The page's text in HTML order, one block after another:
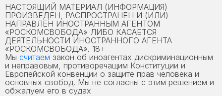
НАСТОЯЩИЙ МАТЕРИАЛ (ИНФОРМАЦИЯ)
ПРОИЗВЕДЕН, РАСПРОСТРАНЕН И (ИЛИ)
НАПРАВЛЕН ИНОСТРАННЫМ АГЕНТОМ
«РОСКОМСВОБОДА» ЛИБО КАСАЕТСЯ
ДЕЯТЕЛЬНОСТИ ИНОСТРАННОГО АГЕНТА
«РОСКОМСВОБОДА». 18+
Мы считаем закон об иноагентах дискриминационным
и неправовым, противоречащим Конституции и
Европейской конвенции о защите прав человека и
основных свобод. Мы не согласны с этим решением и
обжалуем его в судах